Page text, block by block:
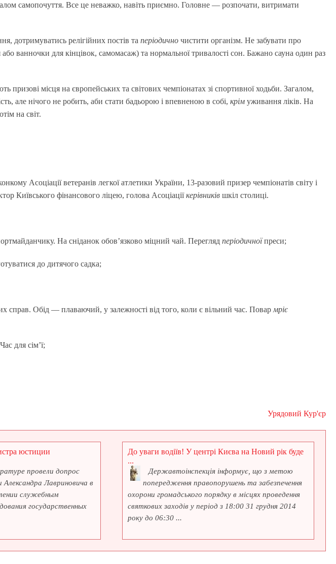
самопочуття. Все це неважко, навіть приємно. Головне — розпочати, витримати
дотримуватись релігійних постів таперіодично чистити організм. Не забувати про
ванночки для кінцівок, самомасаж) та нормальної тривалості сон. Бажано сауна один раз
призові місця на європейських та світових чемпіонатах зі спортивної ходьби. Загалом,
але нічого не робить, аби стати бадьорою і впевненою в собі, крім уживання ліків. На
на світ.
Асоціації ветеранів легкої атлетики України, 13-разовий призер чемпіонатів світу і
Київського фінансового ліцею, голова Асоціаціїкерівників шкіл столиці.
На сніданок обов’язково міцний чай. Переглядперіодичноїпреси;
до дитячого садка;
справ. Обід — плаваючий, у залежності від того, коли є вільний час. Повар мріє
для сім’ї;
Урядовий Кур'єр
юстиции
провели допрос
Лавриновича в
служебным
государственных
До уваги водіїв! У центрі Києва на Новий рік буде
...
Державтоінспекція інформує, що з метою
попередження правопорушень та забезпечення
охорони громадського порядку в місцях проведення
святкових заходів у період з 18:00 31 грудня 2014
року до 06:30 ...